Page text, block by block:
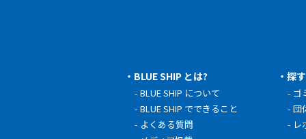
BLUE SHIP とは?
BLUE SHIP について
BLUE SHIP でできること
よくある質問
探す
ゴ
団
レ